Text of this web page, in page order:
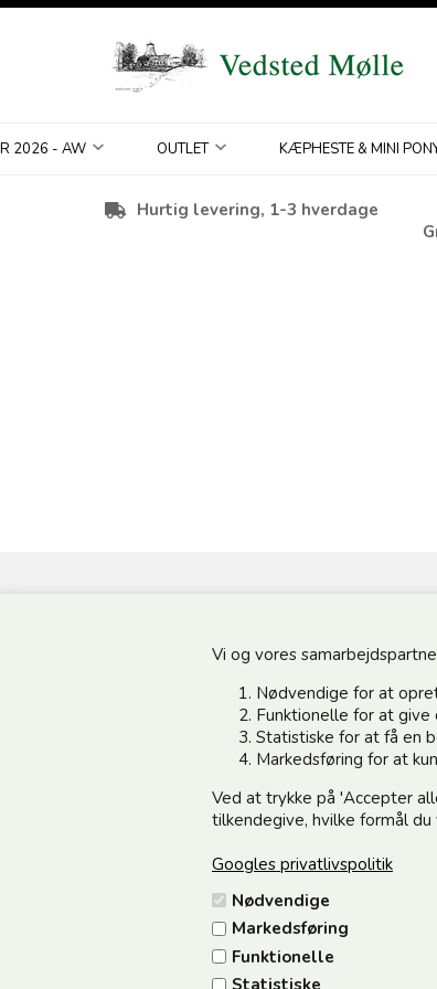
Vi og vores
Nødvendige for at
Funktionelle for at
Statistiske for at få en
Markedsføring for at
Ved at trykke på 'Accepter
tilkendegive, hvilke formål
Googles privatlivspolitik
Nødvendige
Markedsføring
Funktionelle
Statistiske
2026 - AW OUTLET KÆPHESTE & MINI
Hurtig levering, 1-3 hverdage
Fortrydelse/Reklamation
Kundeservice
Vedsted Mølle A/S
Tøndervej 31, Vedsted
CVR 49879415 Mail
Åbningstider: Man-Fre
12.00